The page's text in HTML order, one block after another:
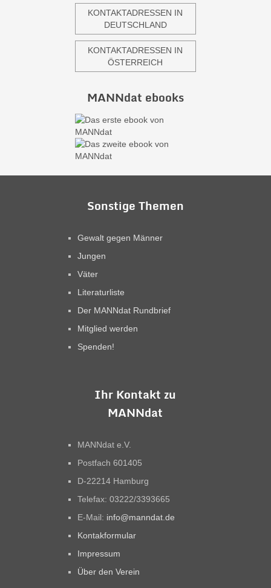
KONTAKTADRESSEN IN
DEUTSCHLAND
KONTAKTADRESSEN IN
ÖSTERREICH
MANNdat ebooks
Sonstige Themen
Gewalt gegen Männer
Jungen
Väter
Literaturliste
Der MANNdat Rundbrief
Mitglied werden
Spenden!
Ihr Kontakt zu
MANNdat
MANNdat e.V.
Postfach 601405
D-22214 Hamburg
Telefax: 03222/3393665
E-Mail: info@manndat.de
Kontakformular
Impressum
Über den Verein